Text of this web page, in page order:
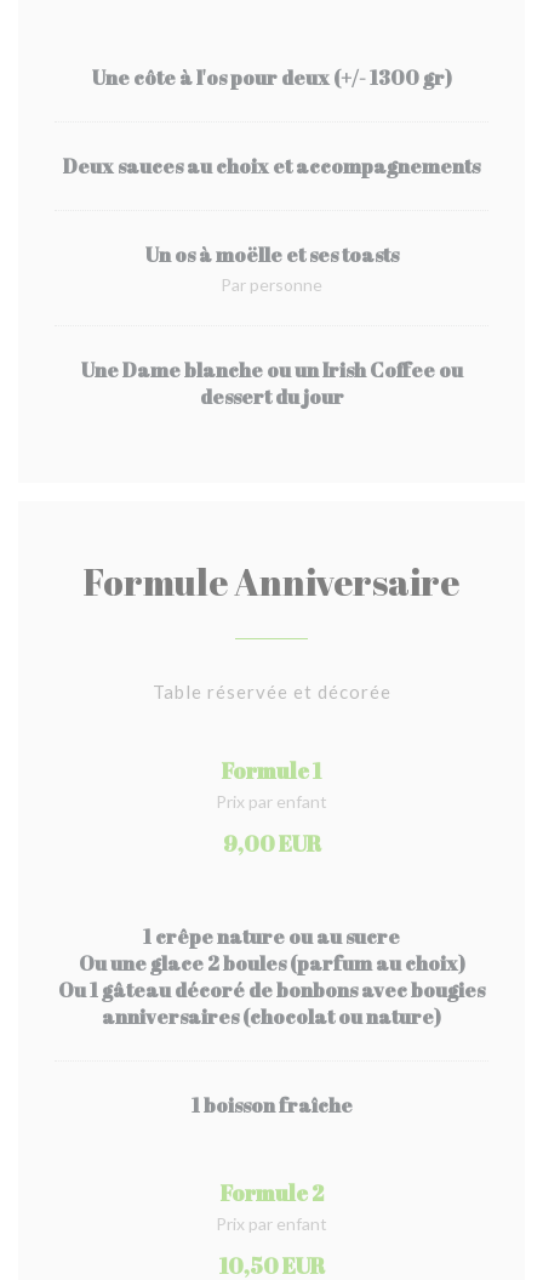
Une côte à l'os pour deux (+/- 1300 gr)
Deux sauces au choix et accompagnements
Un os à moëlle et ses toasts
Par personne
Une Dame blanche ou un Irish Coffee ou
dessert du jour
Formule Anniversaire
Table réservée et décorée
Formule 1
Prix par enfant
9,00 EUR
1 crêpe nature ou au sucre
Ou une glace 2 boules (parfum au choix)
Ou 1 gâteau décoré de bonbons avec bougies
anniversaires (chocolat ou nature)
1 boisson fraîche
Formule 2
Prix par enfant
10,50 EUR